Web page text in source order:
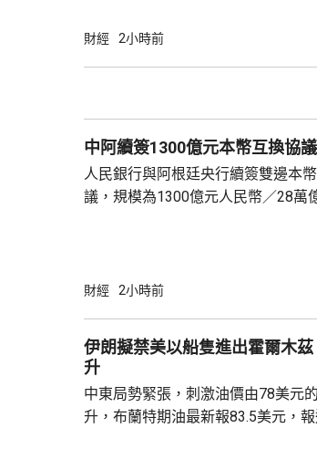
與Kimi K3類似，反映內地AI企業正
化 Kimi K3分成最高30% 千
財經 2小時前
中阿續簽1300億元本幣互換協議
人民銀行與阿根廷央行續簽雙邊本
議，規模為1300億元人民幣／28萬
國總統特朗普第二次上台以來，美國
交部發言人林劍駁斥，強調中方一
利基礎上同阿根廷開展務實合作，中
財經 2小時前
伊朗擬禁美以船隻進出霍爾木
升
中東局勢緊張，刺激油價由78美元
升，布蘭特期油最新報83.5美元，報